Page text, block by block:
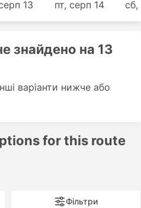
13 пт, серп 14 сб,
знайдено на 13
варіанти нижче або
for this route
Фільтри